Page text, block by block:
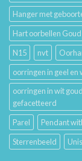
Hanger met
Hart oorbellen Goud
N15
nvt
oorringen in geel
oorringen in wit
gefacetteerd
Parel
Pendant
Sterrenbeeld